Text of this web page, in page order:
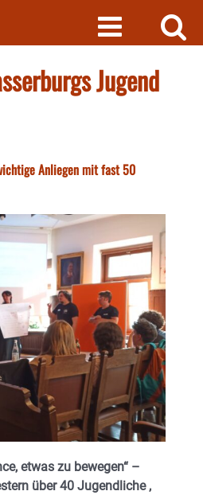
Jugend
Anliegen mit fast 50
etwas zu bewegen“ –
über 40 Jugendliche ,